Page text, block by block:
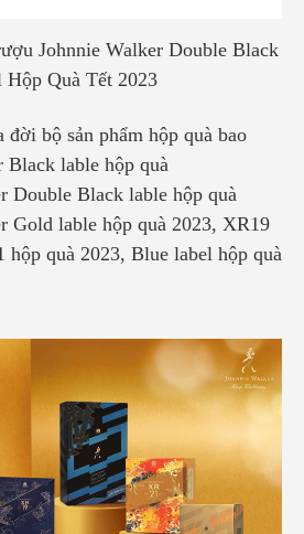
Johnnie Walker Double Black
Hộp Quà Tết 2023
đời bộ sản phẩm hộp quà bao
Black lable hộp quà
Double Black lable hộp quà
Gold lable hộp quà 2023, XR19
hộp quà 2023, Blue label hộp quà